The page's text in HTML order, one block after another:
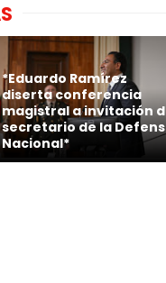
*Eduardo Ramírez
diserta conferencia
magistral a invitación
secretario de la
Nacional*